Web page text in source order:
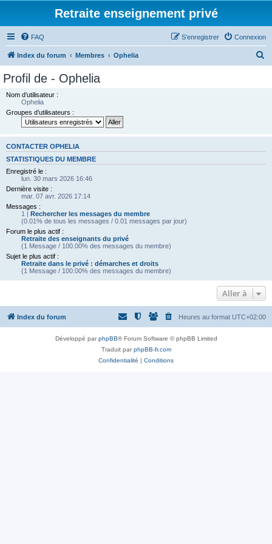
Retraite enseignement privé
FAQ Connexion
S’enregistrer
Index du forum Membres Ophelia
Profil de - Ophelia
Nom d’utilisateur :
Ophelia
Groupes d’utilisateurs :
CONTACTER OPHELIA
STATISTIQUES DU MEMBRE
Enregistré le :
lun. 30 mars 2026 16:46
Dernière visite :
mar. 07 avr. 2026 17:14
Messages :
1 | Rechercher les messages du membre
(0.01% de tous les messages / 0.01 messages par jour)
Forum le plus actif :
Retraite des enseignants du privé
(1 Message / 100.00% des messages du membre)
Sujet le plus actif :
Retraite dans le privé : démarches et droits
(1 Message / 100.00% des messages du membre)
Aller à
Index du forum Heures au format UTC+02:00
Développé parphpBB® Forum Software © phpBB Limited
Traduit parphpBB-fr.com
Confidentialité | Conditions